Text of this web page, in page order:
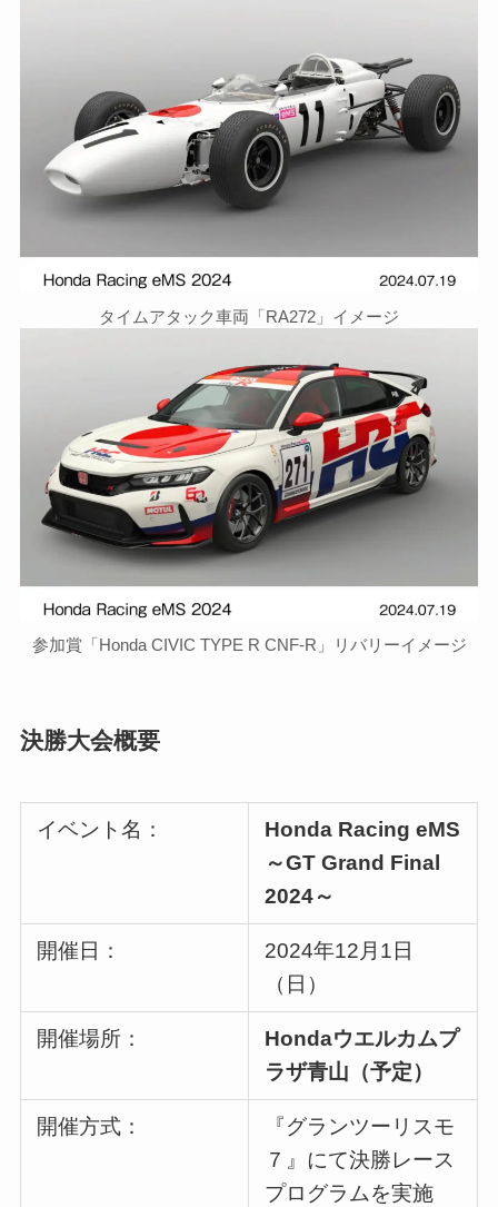
タイムアタック車両「RA272」イメージ
参加賞「Honda CIVIC TYPE R CNF-R」リバリーイメージ
決勝大会概要
イベント名：
Honda Racing eMS
～GT Grand Final
2024～
開催日：
2024年12月1日
（日）
開催場所：
Hondaウエルカムプ
ラザ青山（予定）
開催方式：
『グランツーリスモ
７』にて決勝レース
プログラムを実施